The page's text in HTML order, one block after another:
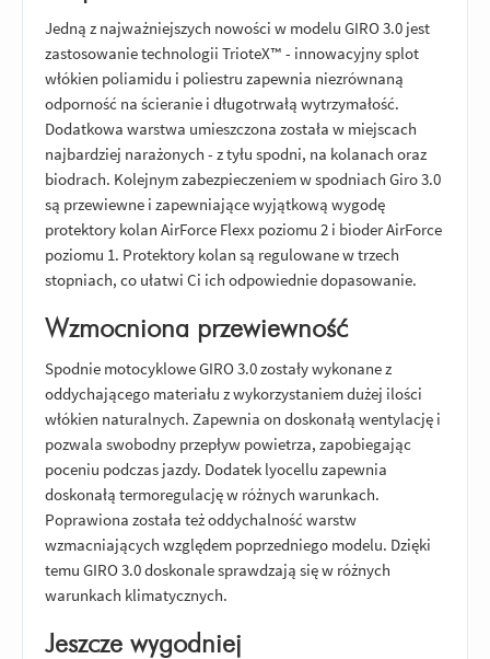
Jedną z najważniejszych nowości w modelu GIRO 3.0 jest
zastosowanie technologii TrioteX™ - innowacyjny splot
włókien poliamidu i poliestru zapewnia niezrównaną
odporność na ścieranie i długotrwałą wytrzymałość.
Dodatkowa warstwa umieszczona została w miejscach
najbardziej narażonych - z tyłu spodni, na kolanach oraz
biodrach. Kolejnym zabezpieczeniem w spodniach Giro 3.0
są przewiewne i zapewniające wyjątkową wygodę
protektory kolan AirForce Flexx poziomu 2 i bioder AirForce
poziomu 1. Protektory kolan są regulowane w trzech
stopniach, co ułatwi Ci ich odpowiednie dopasowanie.
Wzmocniona przewiewność
Spodnie motocyklowe GIRO 3.0 zostały wykonane z
oddychającego materiału z wykorzystaniem dużej ilości
włókien naturalnych. Zapewnia on doskonałą wentylację i
pozwala swobodny przepływ powietrza, zapobiegając
poceniu podczas jazdy. Dodatek lyocellu zapewnia
doskonałą termoregulację w różnych warunkach.
Poprawiona została też oddychalność warstw
wzmacniających względem poprzedniego modelu. Dzięki
temu GIRO 3.0 doskonale sprawdzają się w różnych
warunkach klimatycznych.
Jeszcze wygodniej